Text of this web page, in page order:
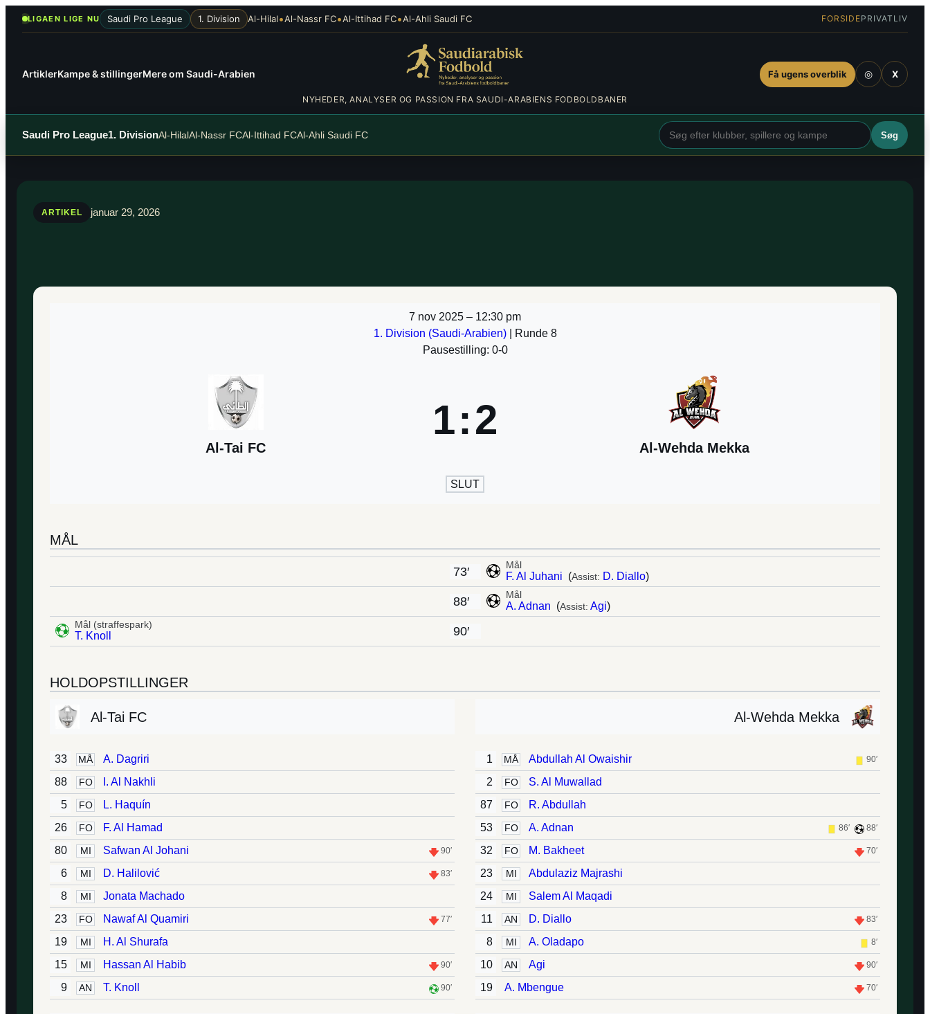
SpringLIGAEN LIGE NU Saudi Pro League 1. Division Al-Hilal•Al-Nassr FC•Al-Ittihad FC•Al-Ahli Saudi FC FORSIDEPRIVATLIV
ArtiklerKampe & stillingerMere om Saudi-Arabien
NYHEDER, ANALYSER OG PASSION FRA SAUDI-ARABIENS FODBOLDBANER
Få ugens overblik ◎ X
Saudi Pro League1. DivisionAl-HilalAl-Nassr FCAl-Ittihad FCAl-Ahli Saudi FC Søg
ARTIKEL januar 29, 2026
7 nov 2025 – 12:30 pm
1. Division (Saudi-Arabien)
| Runde 8
Pausestilling: 0-0
Al-Tai FC
1:2
Al-Wehda Mekka
SLUT
MÅL
73′ Mål
F. Al Juhani (Assist: D. Diallo)
88′ Mål
A. Adnan (Assist: Agi)
Mål (straffespark)
T. Knoll 90′
HOLDOPSTILLINGER
Al-Tai FC
33 MÅ
A. Dagriri
88
FO
I. Al Nakhli
5
FO
L. Haquín
26
FO
F. Al Hamad
80
MI Safwan Al Johani 90′
6 MI D. Halilović 83′
8 MI
Jonata Machado
23
FO Nawaf Al Quamiri 77′
19 MI
H. Al Shurafa
15
MI Hassan Al Habib 90′
9 AN T. Knoll 90′
Al-Wehda Mekka
1 MÅ Abdullah Al Owaishir 90′
2 FO
S. Al Muwallad
87
FO
R. Abdullah
53
FO A. Adnan 86′ 88′
32 FO M. Bakheet 70′
23 MI
Abdulaziz Majrashi
24
MI
Salem Al Maqadi
11
AN D. Diallo 83′
8 MI A. Oladapo 8′
10 AN Agi 90′
19 A. Mbengue 70′